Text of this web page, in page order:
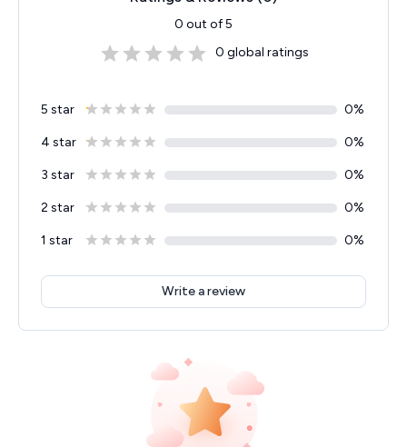
0 out of 5
0 global ratings
5 star 0%
4 star 0%
3 star 0%
2 star 0%
1 star 0%
Write a review